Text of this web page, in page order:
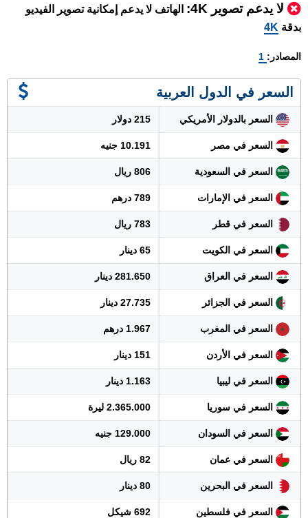
لا يدعم تصوير 4K:
الهاتف لا يدعم إمكانية تصوير الفيديو
بدقة 4K
المصادر: 1
السعر في الدول العربية
السعر بالدولار الأمريكي 215 دولار
السعر في مصر 10.191 جنيه
السعر في السعودية 806 ريال
السعر في الإمارات 789 درهم
السعر في قطر 783 ريال
السعر في الكويت 65 دينار
السعر في العراق 281.650 دينار
السعر في الجزائر 27.735 دينار
السعر في المغرب 1.967 درهم
السعر في الأردن 151 دينار
السعر في ليبيا 1.163 دينار
السعر في سوريا 2.365.000 ليرة
السعر في السودان 129.000 جنيه
السعر في عمان 82 ريال
السعر في البحرين 80 دينار
السعر في فلسطين 692 شيكل